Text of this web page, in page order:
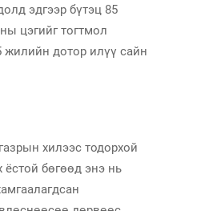
эдгээр бүтэц 85
цэгийг тогтмол
жилийн дотор илүү сайн
хилээс тодорхой
ёстой бөгөөд энэ нь